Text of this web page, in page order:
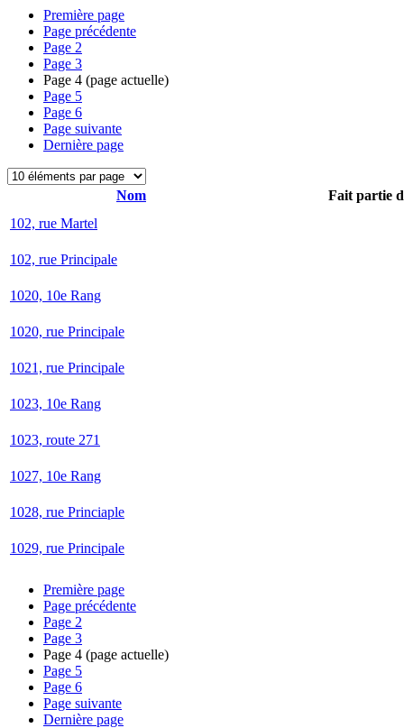
Première page
Page précédente
Page 2
Page 3
Page 4 (page actuelle)
Page 5
Page 6
Page suivante
Dernière page
Nom
Fait partie
102, rue Martel
102, rue Principale
1020, 10e Rang
1020, rue Principale
1021, rue Principale
1023, 10e Rang
1023, route 271
1027, 10e Rang
1028, rue Princiaple
1029, rue Principale
Première page
Page précédente
Page 2
Page 3
Page 4 (page actuelle)
Page 5
Page 6
Page suivante
Dernière page